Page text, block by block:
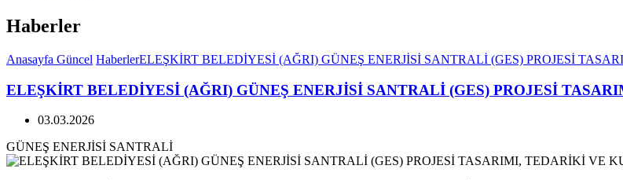
Haberler
Anasayfa Güncel HaberlerELEŞKİRT BELEDİYESİ (AĞRI) GÜNEŞ ENERJİSİ SANTRALİ (GES) PROJESİ
ELEŞKİRT BELEDİYESİ (AĞRI) GÜNEŞ ENERJİSİ SANTRALİ (GES) PROJESİ
03.03.2026
GÜNEŞ ENERJİSİ SANTRALİ